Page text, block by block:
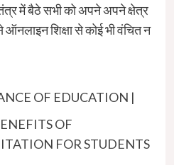
में बैठे सभी को अपने अपने क्षेत्र
शिक्षा से कोई भी वंचित न
OF EDUCATION |
OF
FOR STUDENTS